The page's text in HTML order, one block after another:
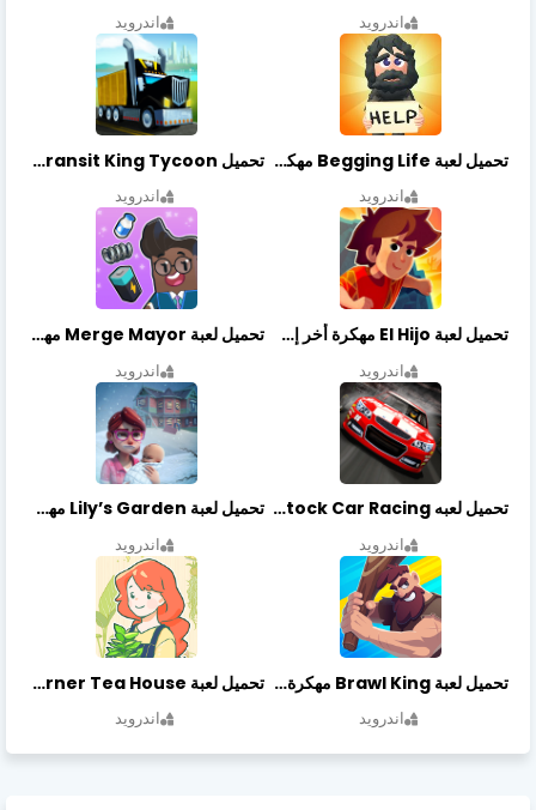
اندرويد اندرويد
تحميل لعبة Begging Life مهكرة أخر إصدار
اندرويد
تحميل Transit King Tycoon مهكرة أخر إصدار
اندرويد
تحميل لعبة El Hijo مهكرة أخر إصدار
اندرويد
تحميل لعبة Merge Mayor مهكرة أخر إصدار
اندرويد
تحميل لعبه Stock Car Racing مهكرة أخر إصدار
اندرويد
تحميل لعبة Lily’s Garden مهكرة أخر إصدار
اندرويد
تحميل لعبة Brawl King مهكرة أخر إصدار
اندرويد
تحميل لعبة Little Corner Tea House مهكرة أخر إصدار
اندرويد